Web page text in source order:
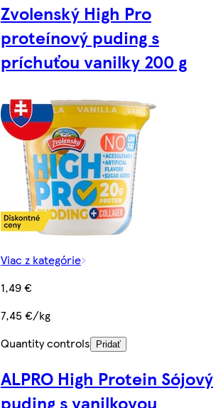
Zvolenský High Pro
proteínový puding s
príchuťou vanilky 200 g
Viac z kategórie
1,49 €
7,45 €/kg
Quantity controls
Pridať
ALPRO High Protein Sójový
puding s vanilkovou